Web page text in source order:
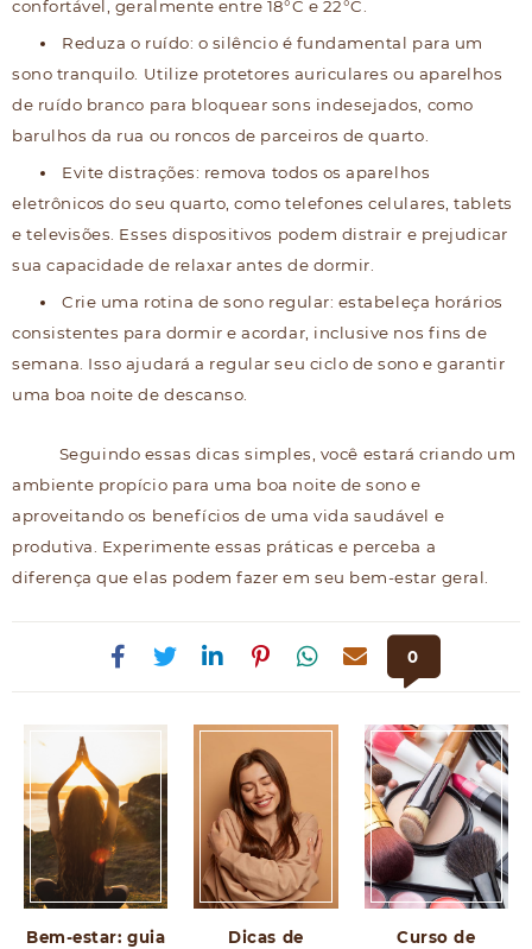
confortável, geralmente entre 18°C e 22°C.
Reduza o ruído: o silêncio é fundamental para um
sono tranquilo. Utilize protetores auriculares ou aparelhos
de ruído branco para bloquear sons indesejados, como
barulhos da rua ou roncos de parceiros de quarto.
Evite distrações: remova todos os aparelhos
eletrônicos do seu quarto, como telefones celulares, tablets
e televisões. Esses dispositivos podem distrair e prejudicar
sua capacidade de relaxar antes de dormir.
Crie uma rotina de sono regular: estabeleça horários
consistentes para dormir e acordar, inclusive nos fins de
semana. Isso ajudará a regular seu ciclo de sono e garantir
uma boa noite de descanso.
Seguindo essas dicas simples, você estará criando um
ambiente propício para uma boa noite de sono e
aproveitando os benefícios de uma vida saudável e
produtiva. Experimente essas práticas e perceba a
diferença que elas podem fazer em seu bem-estar geral.
0
Bem-estar: guia
Dicas de
Curso de